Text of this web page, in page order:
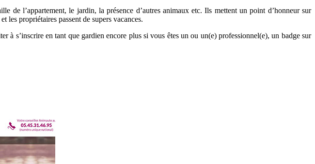
de l’appartement, le jardin, la présence d’autres animaux etc. Ils mettent un point d’honneur sur
les propriétaires passent de supers vacances.
s’inscrire en tant que gardien encore plus si vous êtes un ou un(e) professionnel(e), un badge sur